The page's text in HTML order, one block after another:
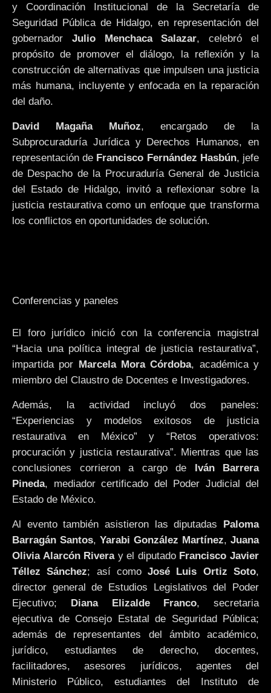
y Coordinación Institucional de la Secretaría de
Seguridad Pública de Hidalgo, en representación del
gobernador Julio Menchaca Salazar, celebró el
propósito de promover el diálogo, la reflexión y la
construcción de alternativas que impulsen una justicia
más humana, incluyente y enfocada en la reparación
del daño.
David Magaña Muñoz, encargado de la
Subprocuraduría Jurídica y Derechos Humanos, en
representación de Francisco Fernández Hasbún, jefe
de Despacho de la Procuraduría General de Justicia
del Estado de Hidalgo, invitó a reflexionar sobre la
justicia restaurativa como un enfoque que transforma
los conflictos en oportunidades de solución.
Conferencias y paneles
El foro jurídico inició con la conferencia magistral
“Hacia una política integral de justicia restaurativa”,
impartida por Marcela Mora Córdoba, académica y
miembro del Claustro de Docentes e Investigadores.
Además, la actividad incluyó dos paneles:
“Experiencias y modelos exitosos de justicia
restaurativa en México” y “Retos operativos:
procuración y justicia restaurativa”. Mientras que las
conclusiones corrieron a cargo de Iván Barrera
Pineda, mediador certificado del Poder Judicial del
Estado de México.
Al evento también asistieron las diputadas Paloma
Barragán Santos, Yarabi González Martínez, Juana
Olivia Alarcón Riveray el diputado Francisco Javier
Téllez Sánchez; así comoJosé Luis Ortiz Soto,
director general de Estudios Legislativos del Poder
Ejecutivo; Diana Elizalde Franco, secretaria
ejecutiva de Consejo Estatal de Seguridad Pública;
además de representantes del ámbito académico,
jurídico, estudiantes de derecho, docentes,
facilitadores, asesores jurídicos, agentes del
Ministerio Público, estudiantes del Instituto de